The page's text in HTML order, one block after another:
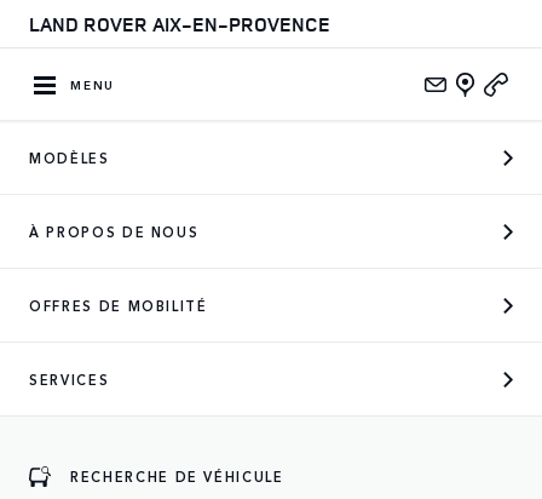
LAND ROVER AIX-EN-PROVENCE
MENU
MODÈLES
À PROPOS DE NOUS
OFFRES DE MOBILITÉ
SERVICES
RECHERCHE DE VÉHICULE
être rappelé(e).